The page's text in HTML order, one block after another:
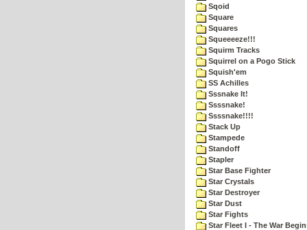
Sqoid
Square
Squares
Squeeeeze!!!
Squirm Tracks
Squirrel on a Pogo Stick
Squish'em
SS Achilles
Sssnake It!
Ssssnake!
Ssssnake!!!!
Stack Up
Stampede
Standoff
Stapler
Star Base Fighter
Star Crystals
Star Destroyer
Star Dust
Star Fights
Star Fleet I - The War